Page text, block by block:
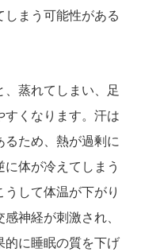
まう可能性がある
蒸れてしまい、足
くなります。汗は
ため、熱が過剰に
体が冷えてしまう
して体温が下がり
神経が刺激され、
的に睡眠の質を下げ